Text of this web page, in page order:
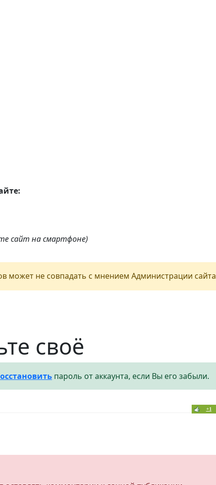
сайт на смартфоне)
может не совпадать с мнением Администрации сайта
своё
пароль от аккаунта, если Вы его забыли.
+1